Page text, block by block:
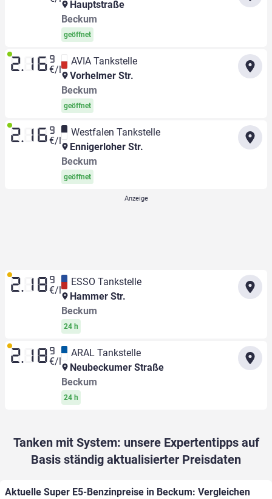
Hauptstraße
Beckum
geöffnet
2.16 9
€/l
AVIA Tankstelle
Vorhelmer Str.
Beckum
geöffnet
2.16 9
€/l
Westfalen Tankstelle
Ennigerloher Str.
Beckum
geöffnet
2.18 9
€/l
ESSO Tankstelle
Hammer Str.
Beckum
24 h
2.18 9
€/l
ARAL Tankstelle
Neubeckumer Straße
Beckum
24 h
Tanken mit System: unsere Expertentipps auf
Basis ständig aktualisierter Preisdaten
Aktuelle Super E5-Benzinpreise in Beckum: Vergleichen